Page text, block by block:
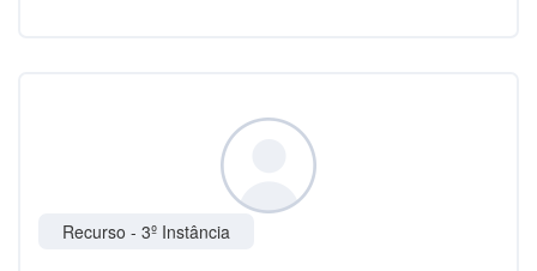
Recurso - 3º Instância